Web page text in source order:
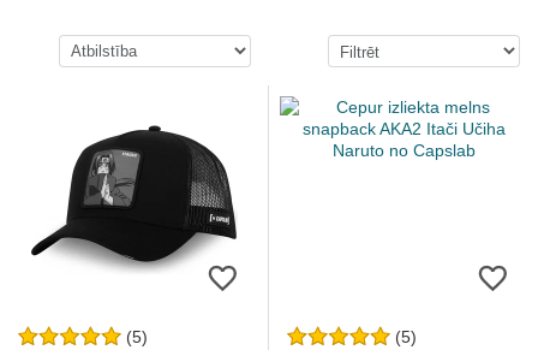
(5) (5)